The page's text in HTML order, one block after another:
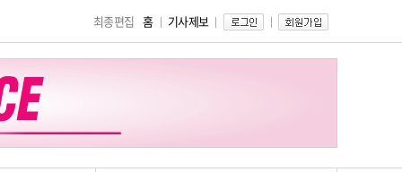
홈 기사제보
최종편집